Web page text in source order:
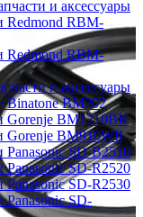
и аксессуары
Redmond RBM-
Redmond RBM-
и аксессуары
Binatone BM202
Gorenje BM1210BK
Gorenje BM910WII
Panasonic SD-B2510
Panasonic SD-R2520
Panasonic SD-R2530
Panasonic SD-